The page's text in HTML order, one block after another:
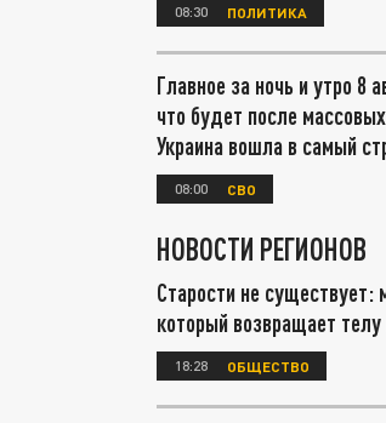
08:30 ПОЛИТИКА
Главное за ночь и утро 8
что будет после
Украина вошла в самый
08:00 СВО
НОВОСТИ РЕГИОНОВ
Старости не существует:
который возвращает
18:28 ОБЩЕСТВО